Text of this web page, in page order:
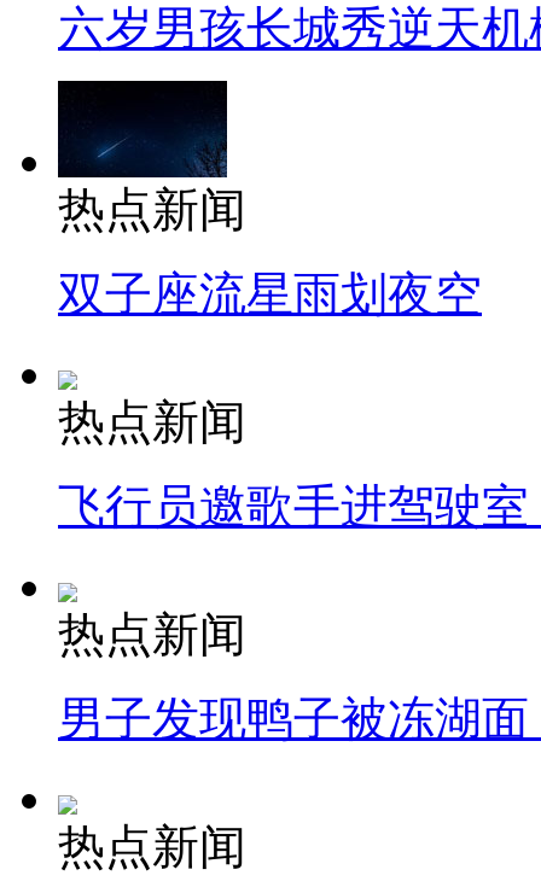
六岁男孩长城秀逆天机
热点新闻
双子座流星雨划夜空
热点新闻
飞行员邀歌手进驾驶
热点新闻
男子发现鸭子被冻湖
热点新闻